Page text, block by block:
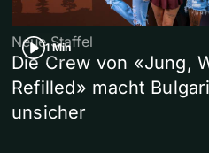
1 Min
Neue Staffel
Die Crew von «Jung,
Refilled» macht
unsicher